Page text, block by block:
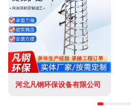
河北凡钢环保设备有限公司